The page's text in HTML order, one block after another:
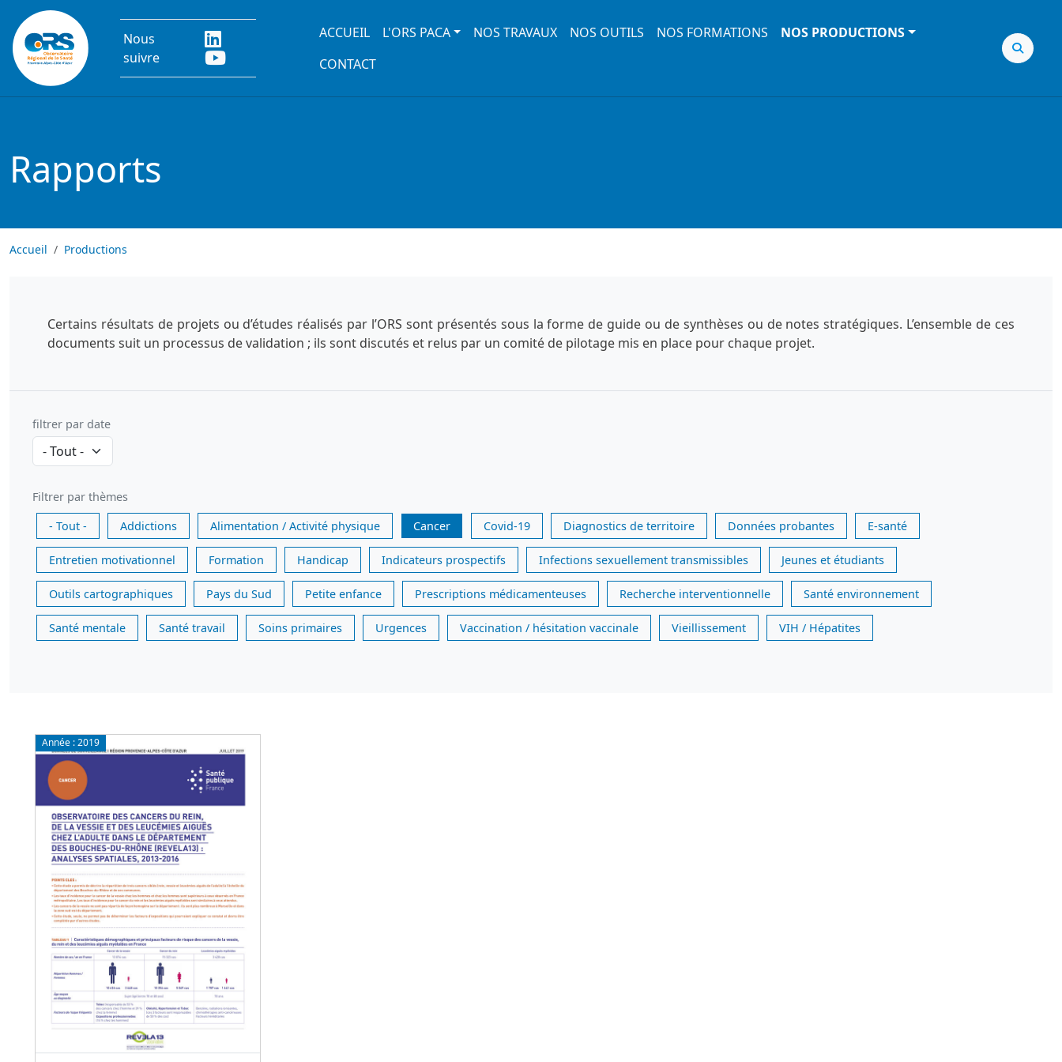
Aller au contenu principal
Nous
suivre
Main navigation
ACCUEIL L'ORS PACA NOS TRAVAUX NOS OUTILS NOS FORMATIONS
NOS PRODUCTIONS
CONTACT
Rapports
Accueil Productions
Certains résultats de projets ou d’études réalisés par l’ORS sont présentés sous la forme de guide ou de synthèses ou de notes stratégiques. L’ensemble de ces
documents suit un processus de validation ; ils sont discutés et relus par un comité de pilotage mis en place pour chaque projet.
filtrer par date
Filtrer par thèmes
- Tout -
Addictions Alimentation / Activité physique Cancer Covid-19 Diagnostics de territoire Données probantes E-santé
Entretien motivationnel Formation Handicap Indicateurs prospectifs Infections sexuellement transmissibles Jeunes et étudiants
Outils cartographiques Pays du Sud Petite enfance Prescriptions médicamenteuses Recherche interventionnelle Santé environnement
Santé mentale Santé travail Soins primaires Urgences Vaccination / hésitation vaccinale Vieillissement VIH / Hépatites
Année :2019